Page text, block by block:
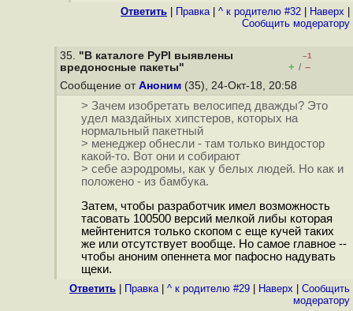
Ответить Правка| ^ к родителю #32 Наверх
Cообщить модератору
35. "В каталоге PyPI выявлены
вредоносные пакеты"
–1
+ / –
Сообщение от Аноним (35), 24-Окт-18, 20:58
> Зачем изобретать велосипед дважды? Это
удел маздайных хипстеров, которых на
нормальный пакетный
> менеджер обнесли - там только виндостор
какой-то. Вот они и собирают
> себе аэродромы, как у белых людей. Но как и
положено - из бамбука.
Затем, чтобы разработчик имел возможность
тасовать 100500 версий мелкой либы которая
мейнтенится только скопом с еще кучей таких
же или отсутствует вообще. Но самое главное --
чтобы аноним опеннета мог пафосно надувать
щеки.
Ответить Правка| ^ к родителю #29 Наверх
Cообщить
модератору